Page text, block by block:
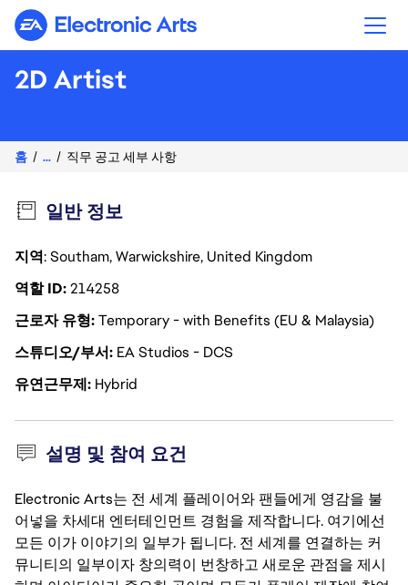
Electronic Arts
2D Artist
홈 ... 직무 공고 세부 사항
일반 정보
지역: Southam, Warwickshire, United Kingdom
역할 ID214258
근로자 유형Temporary - with Benefits (EU & Malaysia)
스튜디오/부서 EA Studios - DCS
유연근무제 Hybrid
설명 및 참여 요건
Electronic Arts는 전 세계 플레이어와 팬들에게 영감을 불
어넣을 차세대 엔터테인먼트 경험을 제작합니다. 여기에선
모든 이가 이야기의 일부가 됩니다. 전 세계를 연결하는 커
뮤니티의 일부이자 창의력이 번창하고 새로운 관점을 제시